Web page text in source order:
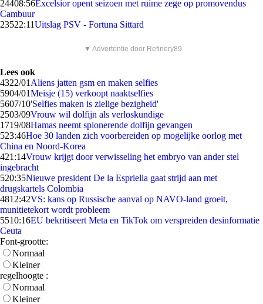
24408:56Excelsior opent seizoen met ruime zege op promovendus
Cambuur
23522:11Uitslag PSV - Fortuna Sittard
▼ Advertentie door Refinery89
Lees ook
4322/01 Aliens jatten gsm en maken selfies
5904/01Meisje (15) verkoopt naaktselfies
5607/10'Selfies maken is zielige bezigheid'
2503/09Vrouw wil dolfijn als verloskundige
1719/08Hamas neemt spionerende dolfijn gevangen
523:46Hoe 30 landen zich voorbereiden op mogelijke oorlog met
China en Noord-Korea
421:14Vrouw krijgt door verwisseling het embryo van ander stel
ingebracht
520:35Nieuwe president De la Espriella gaat strijd aan met
drugskartels Colombia
4812:42VS: kans op Russische aanval op NAVO-land groeit,
munitietekort wordt probleem
5510:16EU bekritiseert Meta en TikTok om verspreiden desinformatie
Ceuta
Font-grootte:
Normaal
Kleiner
regelhoogte :
Normaal
Kleiner